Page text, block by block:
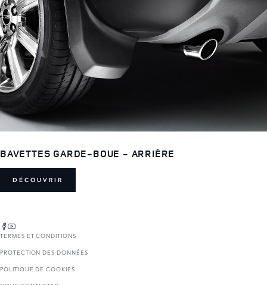
BAVETTES GARDE-BOUE - ARRIÈRE
DÉCOUVRIR
TERMES ET CONDITIONS
PROTECTION DES DONNÉES
POLITIQUE DE COOKIES